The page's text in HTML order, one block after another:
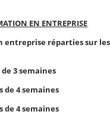
EN ENTREPRISE
entreprise réparties sur
3 semaines
de 4 semaines
de 4 semaines